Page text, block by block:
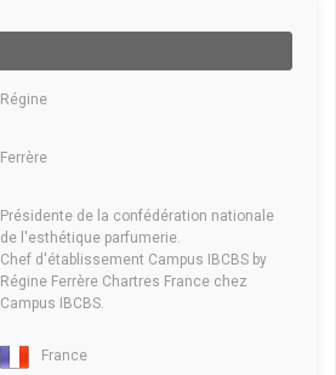
Régine
Ferrère
Présidente de la confédération nationale
de l'esthétique parfumerie.
Chef d'établissement Campus IBCBS by
Régine Ferrère Chartres France chez
Campus IBCBS.
France